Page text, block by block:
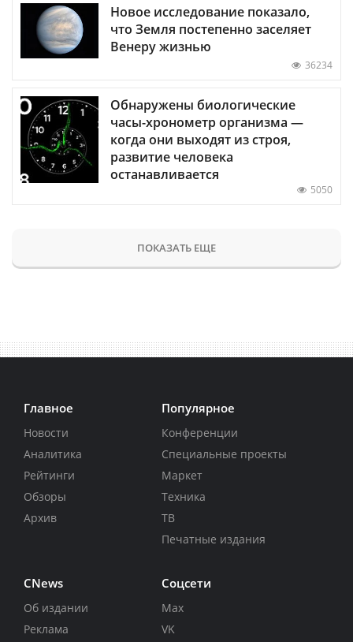
Новое исследование показало,
что Земля постепенно заселяет
Венеру жизнью
36234
Обнаружены биологические
часы-хронометр организма —
когда они выходят из строя,
развитие человека
останавливается
5050
ПОКАЗАТЬ ЕЩЕ
Главное
Новости
Аналитика
Рейтинги
Обзоры
Архив
Популярное
Конференции
Специальные проекты
Маркет
Техника
ТВ
Печатные издания
CNews
Об издании
Реклама
Соцсети
Max
VK